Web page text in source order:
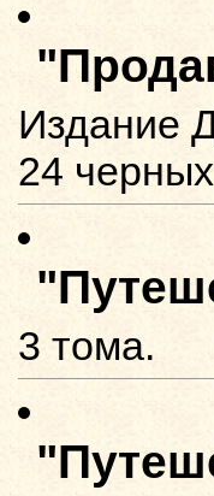
Издание
24
3 тома.